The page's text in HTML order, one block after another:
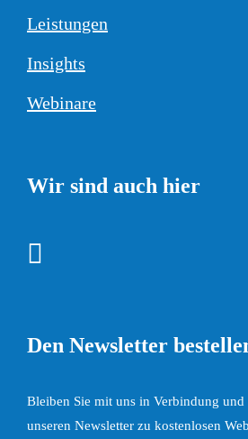
Leistungen
Insights
Webinare
Wir sind auch hier
Den Newsletter
Bleiben Sie mit uns in Verbindung und
unseren Newsletter zu kostenlosen